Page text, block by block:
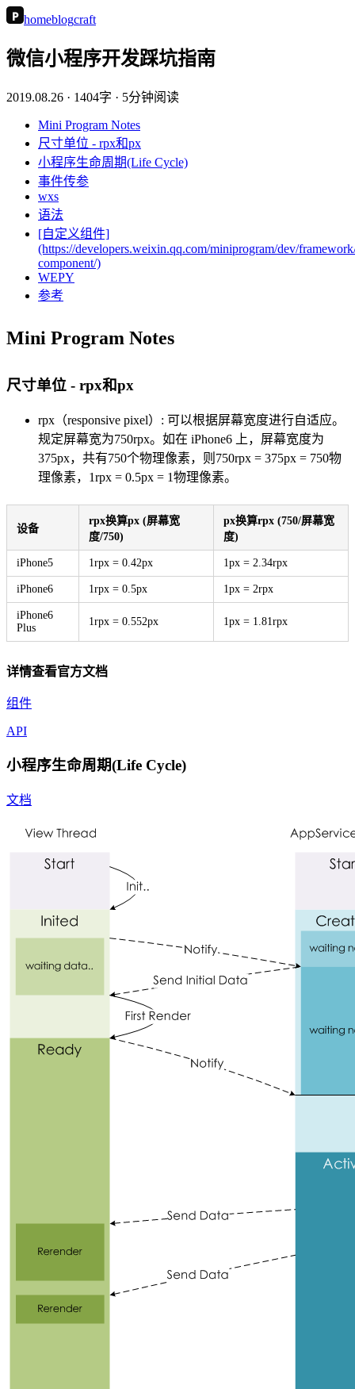
P homeblogcraft
微信小程序开发踩坑指南
2019.08.26 · 1404字 · 5分钟阅读
Mini Program Notes
尺寸单位 - rpx和px
小程序生命周期(Life Cycle)
事件传参
wxs
语法
[自定义组件]
(https://developers.weixin.qq.com/miniprogram/dev/
component/)
WEPY
参考
Mini Program Notes
尺寸单位 - rpx和px
rpx（responsive pixel）: 可以根据屏幕宽度进行自适应。
规定屏幕宽为750rpx。如在 iPhone6 上，屏幕宽度为
375px，共有750个物理像素，则750rpx = 375px = 750物
理像素，1rpx = 0.5px = 1物理像素。
设备
rpx换算px (屏幕宽
度/750)
px换算rpx (750/屏幕宽
度)
iPhone5 1rpx = 0.42px 1px = 2.34rpx
iPhone6 1rpx = 0.5px 1px = 2rpx
iPhone6
Plus
1rpx = 0.552px 1px = 1.81rpx
详情查看官方文档
组件
API
小程序生命周期(Life Cycle)
文档